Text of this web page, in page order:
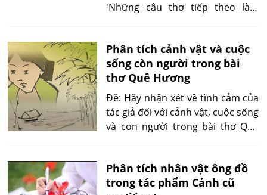
'Những câu thơ tiếp theo làm
những kẻ mà cả cuộc đời gắn bó
với lao động, với biển cả sóng
to...'
Phân tích cảnh vật và cuộc
sống còn người trong bài
thơ Quê Hương
Đề: Hãy nhận xét về tình cảm của
tác giả đối với cảnh vật, cuộc sống
và con người trong bài thơ Quê
mạn thì phải nói đến tình yêu đau
khổ cô đơn, hoặc phải nhớ nhung
Phân tích nhân vật ông đồ
trong tác phẩm Cảnh cũ